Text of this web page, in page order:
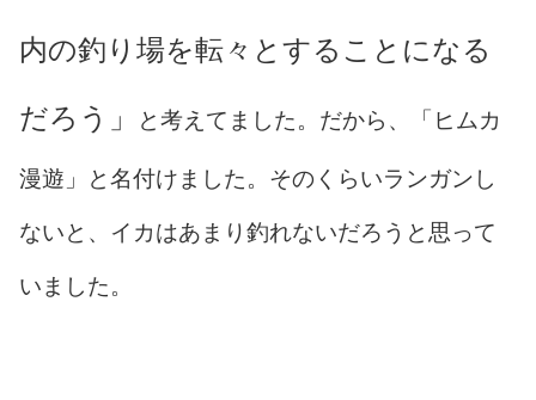
内の釣り場を転々とすることになる
だろう」 と考えてました。だから、「ヒムカ
漫遊」と名付けました。そのくらいランガンし
ないと、イカはあまり釣れないだろうと思って
いました。